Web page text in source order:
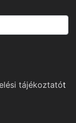
tájékoztatót